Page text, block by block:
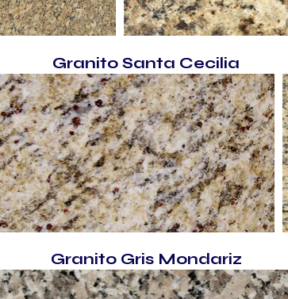
Granito Santa Cecilia
Granito Gris Mondariz